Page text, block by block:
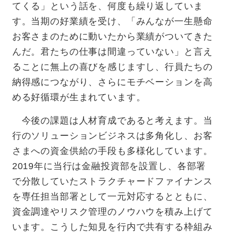
てくる」という話を、何度も繰り返していま
す。当期の好業績を受け、「みんなが一生懸命
お客さまのために動いたから業績がついてきた
んだ。君たちの仕事は間違っていない」と言え
ることに無上の喜びを感じますし、行員たちの
納得感につながり、さらにモチベーションを高
める好循環が生まれています。
今後の課題は人材育成であると考えます。当
行のソリューションビジネスは多角化し、お客
さまへの資金供給の手段も多様化しています。
2019年に当行は金融投資部を設置し、各部署
で分散していたストラクチャードファイナンス
を専任担当部署として一元対応するとともに、
資金調達やリスク管理のノウハウを積み上げて
います。こうした知見を行内で共有する枠組み